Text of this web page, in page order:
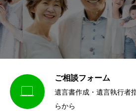

ご相談フォーム
遺言書作成・遺言執行者
らから